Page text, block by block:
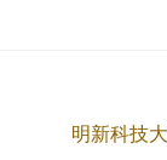
明新科技